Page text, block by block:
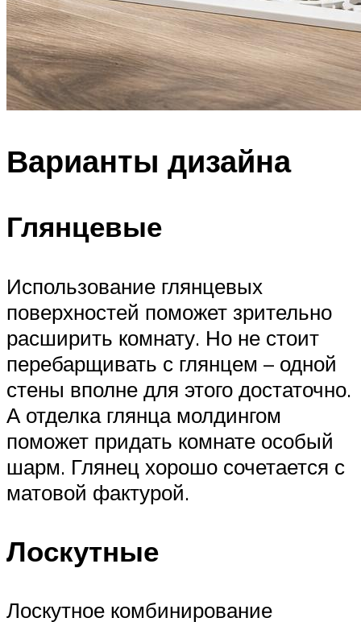
Варианты дизайна
Глянцевые
Использование глянцевых
поверхностей поможет зрительно
расширить комнату. Но не стоит
перебарщивать с глянцем – одной
стены вполне для этого достаточно.
А отделка глянца молдингом
поможет придать комнате особый
шарм. Глянец хорошо сочетается с
матовой фактурой.
Лоскутные
Лоскутное комбинирование